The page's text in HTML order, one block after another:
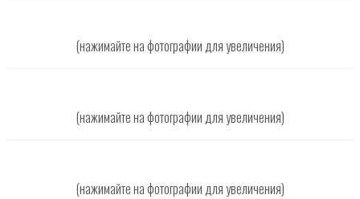
(нажимайте на фотографии для увеличения)
(нажимайте на фотографии для увеличения)
(нажимайте на фотографии для увеличения)